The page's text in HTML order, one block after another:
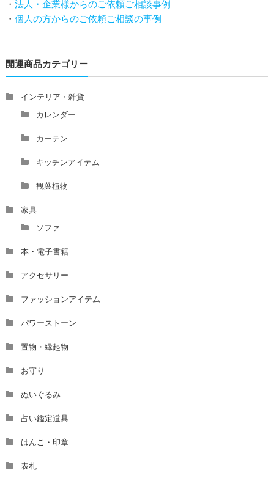
トイレ前室のドアの開け閉めについて
増築して家相の中心軸が変わると、鬼門の方角にあるトイ
占い師さんは、幽霊を見たことがありますか？
家相風水の診断・鑑定料金や相場について
家相・風水の鑑定料金の相場が知りたい。
風水の流派について教えてください。
風水師になるには、どんな勉強をすればいいですか？
・ 法人・企業様からのご依頼ご相談事例
・ 個人の方からのご依頼ご相談の事例
開運商品カテゴリー
インテリア・雑貨
カレンダー
カーテン
キッチンアイテム
観葉植物
家具
ソファ
本・電子書籍
アクセサリー
ファッションアイテム
パワーストーン
置物・縁起物
お守り
ぬいぐるみ
占い鑑定道具
はんこ・印章
表札